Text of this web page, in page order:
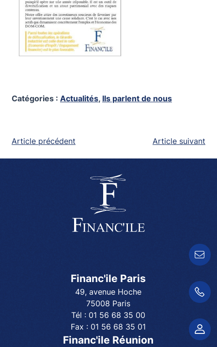
Contactez-nous !
01 56 68 35 00
Espace client
Catégories : Actualités, Ils parlent de nous
NAVIGATION
DE
Article précédent Article suivant
Financ'ile Paris
49, avenue Hoche
75008 Paris
Tél : 01 56 68 35 00
Fax : 01 56 68 35 01
Financ'ile Réunion